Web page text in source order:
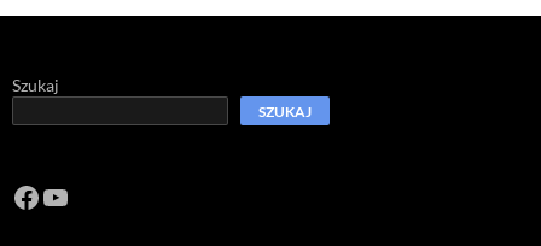
Szukaj
SZUKAJ
Facebook
https://www.youtube.com/channel/